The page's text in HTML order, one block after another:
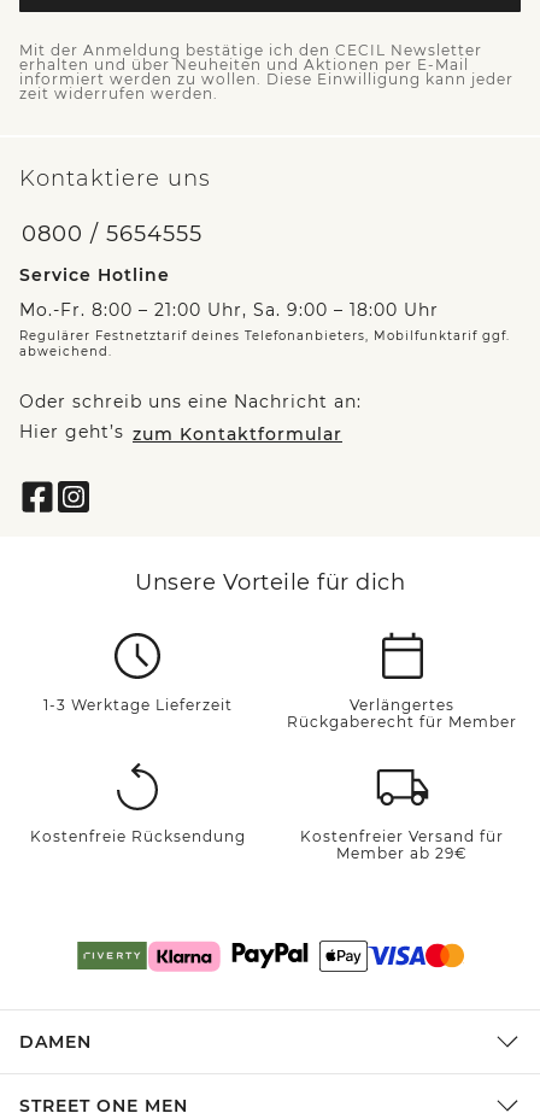
Mit der Anmeldung bestätige ich den CECIL Newsletter
erhalten und über Neuheiten und Aktionen per E-Mail
informiert werden zu wollen. Diese Einwilligung kann jeder
zeit widerrufen werden.
Kontaktiere uns
0800 / 5654555
Service Hotline
Mo.-Fr. 8:00 – 21:00 Uhr, Sa. 9:00 – 18:00 Uhr
Regulärer Festnetztarif deines Telefonanbieters, Mobilfunktarif ggf.
abweichend.
Oder schreib uns eine Nachricht an:
Hier geht’s zum Kontaktformular
Unsere Vorteile für dich
1-3 Werktage Lieferzeit
Verlängertes
Rückgaberecht für Member
Kostenfreie Rücksendung
Kostenfreier Versand für
Member ab 29€
DAMEN
STREET ONE MEN